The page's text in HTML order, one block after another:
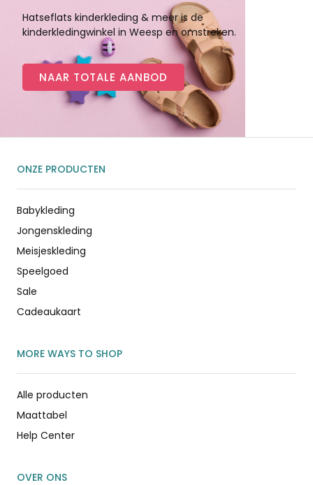
Hatseflats kinderkleding & meer is de
kinderkledingwinkel in Weesp en omstreken.
NAAR TOTALE AANBOD
ONZE PRODUCTEN
Babykleding
Jongenskleding
Meisjeskleding
Speelgoed
Sale
Cadeaukaart
MORE WAYS TO SHOP
Alle producten
Maattabel
Help Center
OVER ONS